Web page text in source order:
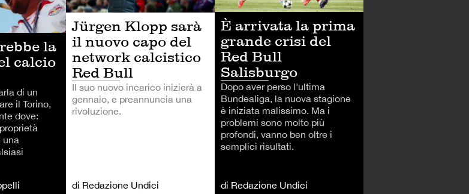
la
calcio
di un
il Torino,
dove:
una
Jürgen Klopp sarà
il nuovo capo del
network calcistico
Red Bull
Il suo nuovo incarico inizierà a
gennaio, e preannuncia una
rivoluzione.
di Redazione Undici
È arrivata la prima
grande crisi del
Red Bull
Salisburgo
Dopo aver perso l'ultima
Bundealiga, la nuova stagione
è iniziata malissimo. Ma i
problemi sono molto più
profondi, vanno ben oltre i
semplici risultati.
di Redazione Undici